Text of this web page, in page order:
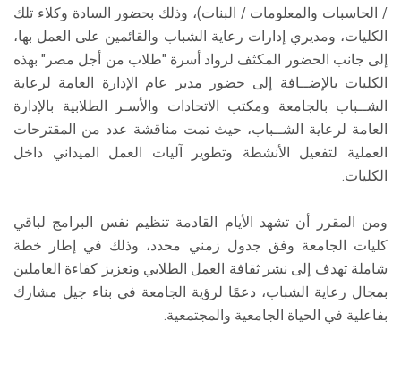
/ الحاسبات والمعلومات / البنات)، وذلك بحضور السادة وكلاء تلك
الكليات، ومديري إدارات رعاية الشباب والقائمين على العمل بها،
إلى جانب الحضور المكثف لرواد أسرة "طلاب من أجل مصر" بهذه
الكليات بالإضــافة إلى حضور مدير عام الإدارة العامة لرعاية
الشــباب بالجامعة ومكتب الاتحادات والأسـر الطلابية بالإدارة
العامة لرعاية الشــباب، حيث تمت مناقشة عدد من المقترحات
العملية لتفعيل الأنشطة وتطوير آليات العمل الميداني داخل
الكليات.
ومن المقرر أن تشهد الأيام القادمة تنظيم نفس البرامج لباقي
كليات الجامعة وفق جدول زمني محدد، وذلك في إطار خطة
شاملة تهدف إلى نشر ثقافة العمل الطلابي وتعزيز كفاءة العاملين
بمجال رعاية الشباب، دعمًا لرؤية الجامعة في بناء جيل مشارك
بفاعلية في الحياة الجامعية والمجتمعية.